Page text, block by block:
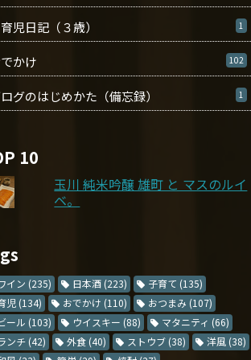
日記（３歳） 1
かけ 102
グのはじめかた（備忘録） 1
10
玉川 純米吟醸 雄町 と マスのルイ
ベ。
イン (235) 日本酒 (223) 子育て (135)
児 (134) おでかけ (110) おつまみ (107)
ール (103) ウイスキー (88) マタニティ (66)
ンチ (42) 外食 (40) ストウブ (38) 洋風 (38)